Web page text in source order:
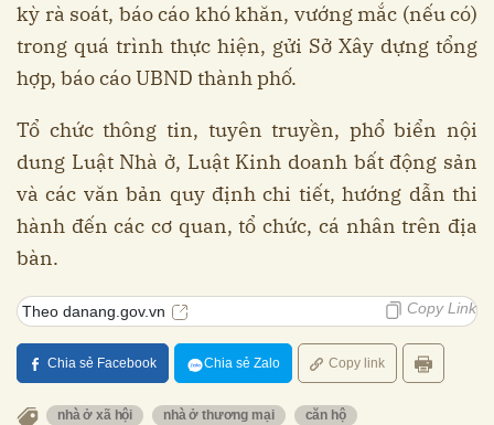
kỳ rà soát, báo cáo khó khăn, vướng mắc (nếu có)
trong quá trình thực hiện, gửi Sở Xây dựng tổng
hợp, báo cáo UBND thành phố.
Tổ chức thông tin, tuyên truyền, phổ biển nội
dung Luật Nhà ở, Luật Kinh doanh bất động sản
và các văn bản quy định chi tiết, hướng dẫn thi
hành đến các cơ quan, tổ chức, cá nhân trên địa
bàn.
Theo danang.gov.vn Copy Link
Chia sẻ Facebook Chia sẻ Zalo Copy link
nhà ở xã hội nhà ở thương mại
căn hộ